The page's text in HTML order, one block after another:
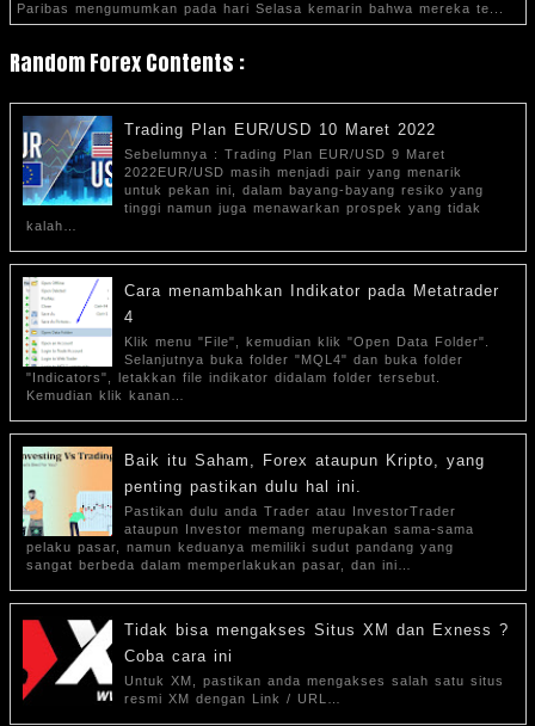
Paribas mengumumkan pada hari Selasa kemarin bahwa mereka te...
Random Forex Contents :
Trading Plan EUR/USD 10 Maret 2022
Sebelumnya : Trading Plan EUR/USD 9 Maret
2022EUR/USD masih menjadi pair yang menarik
untuk pekan ini, dalam bayang-bayang resiko yang
tinggi namun juga menawarkan prospek yang tidak
kalah…
Cara menambahkan Indikator pada Metatrader
4
Klik menu "File", kemudian klik "Open Data Folder".
Selanjutnya buka folder "MQL4" dan buka folder
"Indicators", letakkan file indikator didalam folder tersebut.
Kemudian klik kanan…
Baik itu Saham, Forex ataupun Kripto, yang
penting pastikan dulu hal ini.
Pastikan dulu anda Trader atau InvestorTrader
ataupun Investor memang merupakan sama-sama
pelaku pasar, namun keduanya memiliki sudut pandang yang
sangat berbeda dalam memperlakukan pasar, dan ini…
Tidak bisa mengakses Situs XM dan Exness ?
Coba cara ini
Untuk XM, pastikan anda mengakses salah satu situs
resmi XM dengan Link / URL…